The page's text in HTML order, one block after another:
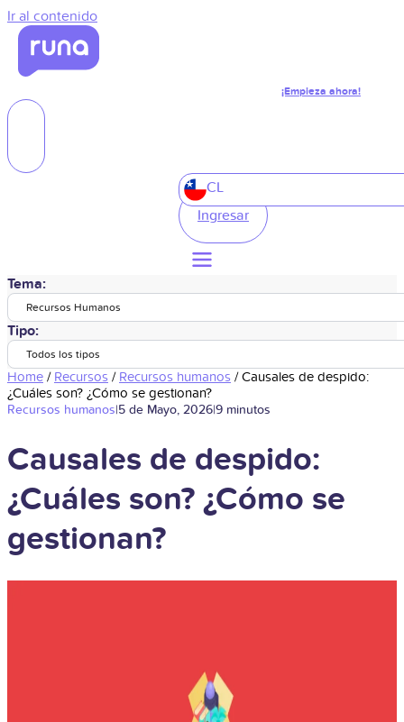
Ir al contenido
¡Empieza ahora!
CL
Ingresar
Tema:
Recursos Humanos
Tipo:
Todos los tipos
Home / Recursos / Recursos humanos /Causales de despido:
¿Cuáles son? ¿Cómo se gestionan?
Recursos humanos|5 de Mayo, 2026|9 minutos
Causales de despido:
¿Cuáles son? ¿Cómo se
gestionan?